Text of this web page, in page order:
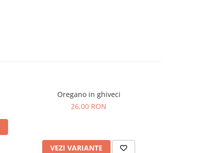
Oregano in ghiveci
26,00 RON
VEZI VARIANTE